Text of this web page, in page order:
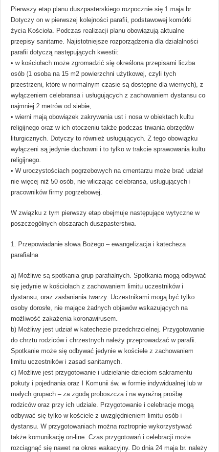
Pierwszy etap planu duszpasterskiego rozpocznie się 1 maja br.
Dotyczy on w pierwszej kolejności parafii, podstawowej komórki
życia Kościoła. Podczas realizacji planu obowiązują aktualne
przepisy sanitarne. Najistotniejsze rozporządzenia dla działalności
parafii dotyczą następujących kwestii:
• w kościołach może zgromadzić się określona przepisami liczba
osób (1 osoba na 15 m2 powierzchni użytkowej, czyli tych
przestrzeni, które w normalnym czasie są dostępne dla wiernych), z
wyłączeniem celebransa i usługujących z zachowaniem dystansu co
najmniej 2 metrów od siebie,
• wierni mają obowiązek zakrywania ust i nosa w obiektach kultu
religijnego oraz w ich otoczeniu także podczas trwania obrzędów
liturgicznych. Dotyczy to również usługujących. Z tego obowiązku
wyłączeni są jedynie duchowni i to tylko w trakcie sprawowania kultu
religijnego.
• W uroczystościach pogrzebowych na cmentarzu może brać udział
nie więcej niż 50 osób, nie wliczając celebransa, usługujących i
pracowników firmy pogrzebowej.
W związku z tym pierwszy etap obejmuje następujące wytyczne w
poszczególnych obszarach duszpasterstwa.
1. Przepowiadanie słowa Bożego – ewangelizacja i katecheza
parafialna
a) Możliwe są spotkania grup parafialnych. Spotkania mogą odbywać
się jedynie w kościołach z zachowaniem limitu uczestników i
dystansu, oraz zasłaniania twarzy. Uczestnikami mogą być tylko
osoby dorosłe, nie mające żadnych objawów wskazujących na
możliwość zakażenia koronawirusem.
b) Możliwy jest udział w katechezie przedchrzcielnej. Przygotowanie
do chrztu rodziców i chrzestnych należy przeprowadzać w parafii.
Spotkanie może się odbywać jedynie w kościele z zachowaniem
limitu uczestników i zasad sanitarnych.
c) Możliwe jest przygotowanie i udzielanie dzieciom sakramentu
pokuty i pojednania oraz I Komunii św. w formie indywidualnej lub w
małych grupach – za zgodą proboszcza i na wyraźną prośbę
rodziców oraz przy ich udziale. Przygotowanie i celebracje mogą
odbywać się tylko w kościele z uwzględnieniem limitu osób i
dystansu. W przygotowaniach można roztropnie wykorzystywać
także komunikację on-line. Czas przygotowań i celebracji może
rozciągnąć się nawet na okres wakacyjny. Do dnia 24 maja br. należy